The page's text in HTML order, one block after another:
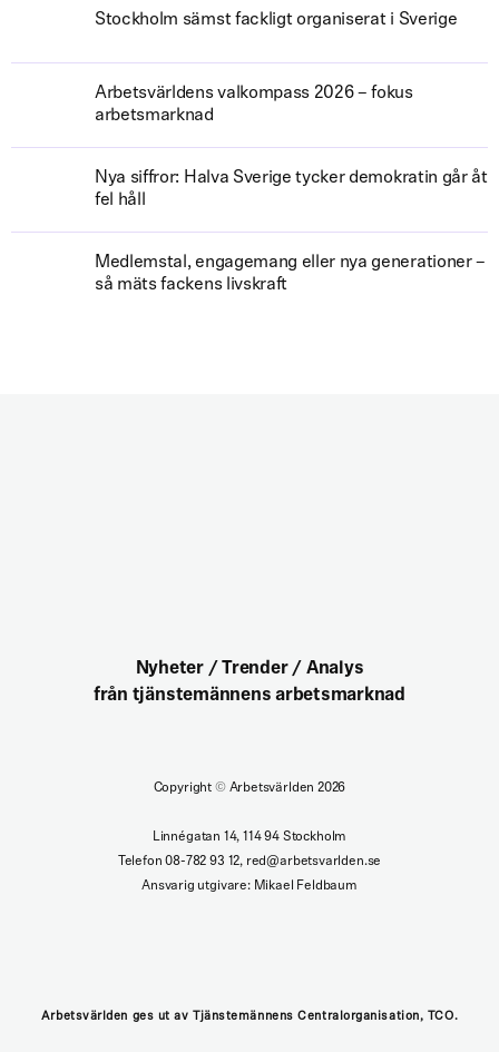
Stockholm sämst fackligt organiserat i Sverige
Arbetsvärldens valkompass 2026 – fokus
arbetsmarknad
Nya siffror: Halva Sverige tycker demokratin går åt
fel håll
Medlemstal, engagemang eller nya generationer –
så mäts fackens livskraft
Nyheter / Trender / Analys
från tjänstemännens arbetsmarknad
Copyright ©Arbetsvärlden 2026
Linnégatan 14, 114 94 Stockholm
Telefon 08-782 93 12, red@arbetsvarlden.se
Ansvarig utgivare: Mikael Feldbaum
Arbetsvärlden ges ut av Tjänstemännens Centralorganisation, TCO.